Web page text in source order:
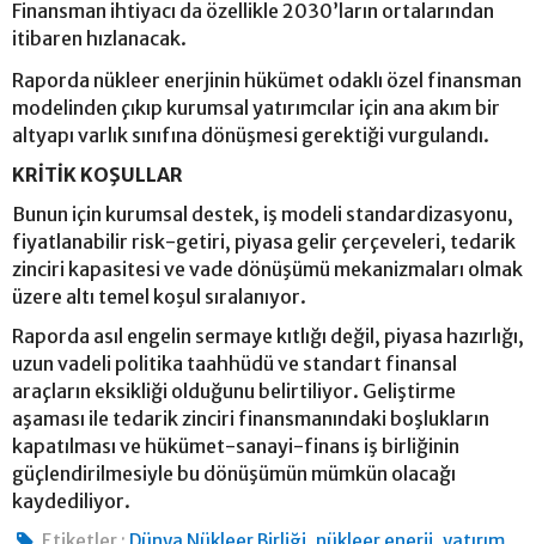
Finansman ihtiyacı da özellikle 2030’ların ortalarından
itibaren hızlanacak.
Raporda nükleer enerjinin hükümet odaklı özel finansman
modelinden çıkıp kurumsal yatırımcılar için ana akım bir
altyapı varlık sınıfına dönüşmesi gerektiği vurgulandı.
KRİTİK KOŞULLAR
Bunun için kurumsal destek, iş modeli standardizasyonu,
fiyatlanabilir risk-getiri, piyasa gelir çerçeveleri, tedarik
zinciri kapasitesi ve vade dönüşümü mekanizmaları olmak
üzere altı temel koşul sıralanıyor.
Raporda asıl engelin sermaye kıtlığı değil, piyasa hazırlığı,
uzun vadeli politika taahhüdü ve standart finansal
araçların eksikliği olduğunu belirtiliyor. Geliştirme
aşaması ile tedarik zinciri finansmanındaki boşlukların
kapatılması ve hükümet-sanayi-finans iş birliğinin
güçlendirilmesiyle bu dönüşümün mümkün olacağı
kaydediliyor.